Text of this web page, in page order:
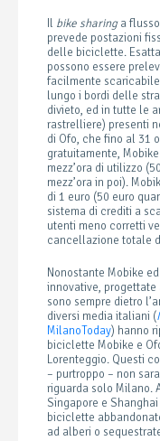
Il bike sharinga
prevede postazioni
delle biciclette.
possono essere
facilmente
lungo i bordi delle
divieto, ed in tutte le
rastrelliere) presenti
di Ofo, che fino al 31
gratuitamente,
mezz’ora di utilizzo
mezz’ora in poi).
di 1 euro (50 euro
sistema di crediti a
utenti meno corretti
cancellazione totale
Nonostante Mobike
innovative,
sono sempre dietro
diversi media italiani (
MilanoToday) hanno
biciclette Mobike e
Lorenteggio. Questi
– purtroppo – non
riguarda solo Milano.
Singapore e
biciclette
ad alberi o